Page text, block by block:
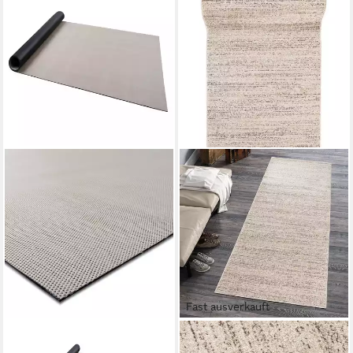
Fast ausverkauft
MAZOVIA